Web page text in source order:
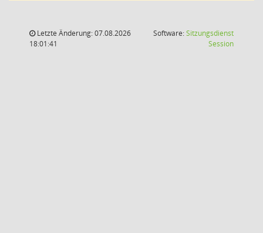
Letzte Änderung: 07.08.2026
18:01:41
Software:Sitzungsdienst
Session(Wird in